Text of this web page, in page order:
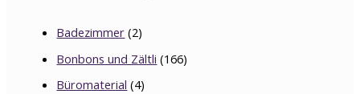
Badezimmer (2)
Bonbons und Zältli (166)
Büromaterial (4)